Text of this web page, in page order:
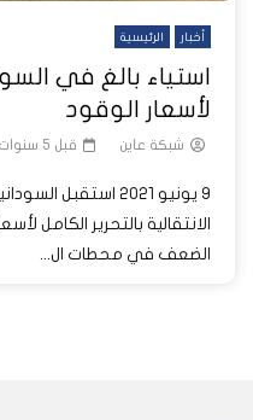
أخبار الرئيسية
استياء بالغ في
لأسعار الوقود
شبكة عاين قبل 5 سنوات
9 يونيو 2021 استقبل
الانتقالية بالتحرير الكامل
الضعف في محطات ال...